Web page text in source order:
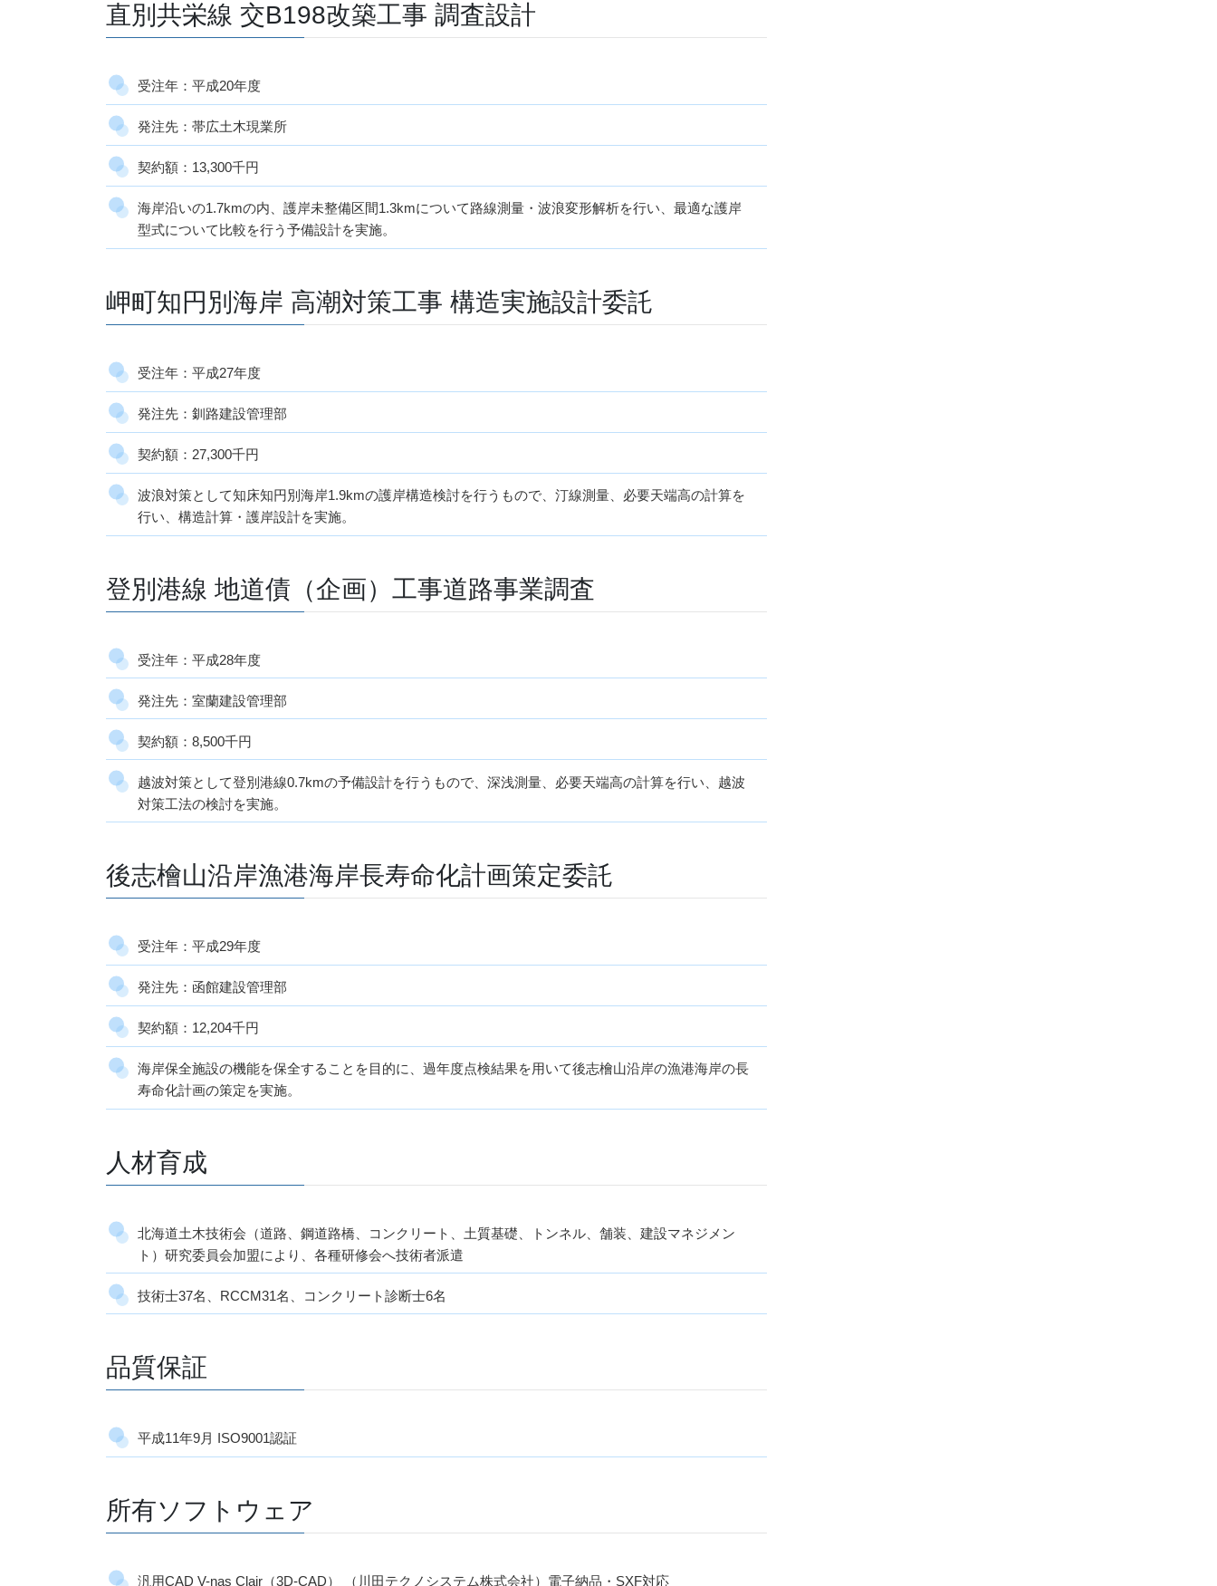
直別共栄線 交B198改築工事 調査設計
受注年：平成20年度
発注先：帯広土木現業所
契約額：13,300千円
海岸沿いの1.7kmの内、護岸未整備区間1.3kmについて路線測量・波浪変形解析を行い、最適な護岸
型式について比較を行う予備設計を実施。
岬町知円別海岸 高潮対策工事 構造実施設計委託
受注年：平成27年度
発注先：釧路建設管理部
契約額：27,300千円
波浪対策として知床知円別海岸1.9kmの護岸構造検討を行うもので、汀線測量、必要天端高の計算を
行い、構造計算・護岸設計を実施。
登別港線 地道債（企画）工事道路事業調査
受注年：平成28年度
発注先：室蘭建設管理部
契約額：8,500千円
越波対策として登別港線0.7kmの予備設計を行うもので、深浅測量、必要天端高の計算を行い、越波
対策工法の検討を実施。
後志檜山沿岸漁港海岸長寿命化計画策定委託
受注年：平成29年度
発注先：函館建設管理部
契約額：12,204千円
海岸保全施設の機能を保全することを目的に、過年度点検結果を用いて後志檜山沿岸の漁港海岸の長
寿命化計画の策定を実施。
人材育成
北海道土木技術会（道路、鋼道路橋、コンクリート、土質基礎、トンネル、舗装、建設マネジメン
ト）研究委員会加盟により、各種研修会へ技術者派遣
技術士37名、RCCM31名、コンクリート診断士6名
品質保証
平成11年9月 ISO9001認証
所有ソフトウェア
汎用CAD V-nas Clair（3D-CAD） （川田テクノシステム株式会社）電子納品・SXF対応